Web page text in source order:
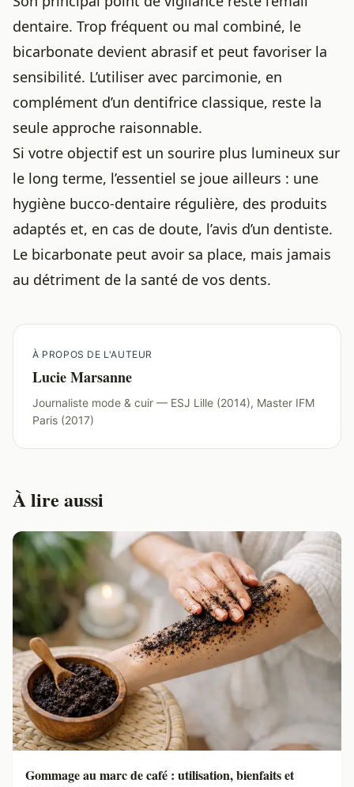
dentaire. Trop fréquent ou mal combiné, le
bicarbonate devient abrasif et peut favoriser la
sensibilité. L’utiliser avec parcimonie, en
complément d’un dentifrice classique, reste la
seule approche raisonnable.
Si votre objectif est un sourire plus lumineux sur
le long terme, l’essentiel se joue ailleurs : une
hygiène bucco-dentaire régulière, des produits
adaptés et, en cas de doute, l’avis d’un dentiste.
Le bicarbonate peut avoir sa place, mais jamais
au détriment de la santé de vos dents.
À PROPOS DE L'AUTEUR
Lucie Marsanne
Journaliste mode & cuir — ESJ Lille (2014), Master IFM
Paris (2017)
À lire aussi
Gommage au marc de café : utilisation, bienfaits et